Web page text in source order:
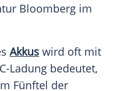
Bloomberg im
Akkus wird oft mit
Ladung bedeutet,
Fünftel der